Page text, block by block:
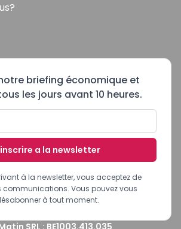
briefing économique et
les jours avant 10 heures.
a la newsletter
à la newsletter, vous acceptez de
communications. Vous pouvez vous
à tout moment.